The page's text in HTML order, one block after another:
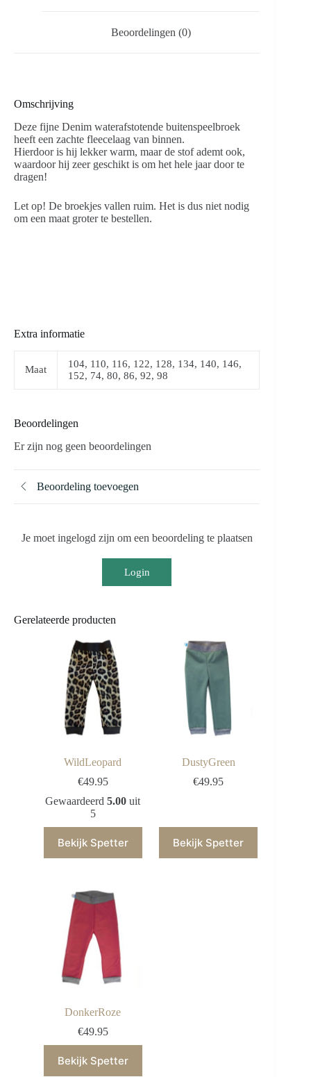
Beoordelingen (0)
Omschrijving
Deze fijne Denim waterafstotende buitenspeelbroek
heeft een zachte fleecelaag van binnen.
Hierdoor is hij lekker warm, maar de stof ademt ook,
waardoor hij zeer geschikt is om het hele jaar door te
dragen!
Let op! De broekjes vallen ruim. Het is dus niet nodig
om een maat groter te bestellen.
Extra informatie
Maat
104, 110, 116, 122, 128, 134, 140, 146,
152, 74, 80, 86, 92, 98
Beoordelingen
Er zijn nog geen beoordelingen
Beoordeling toevoegen
Je moet ingelogd zijn om een beoordeling te plaatsen
Login
Gerelateerde producten
WildLeopard
€49.95
Gewaardeerd5.00 uit
5
Bekijk Spetter
DustyGreen
€49.95
Bekijk Spetter
DonkerRoze
€49.95
Bekijk Spetter